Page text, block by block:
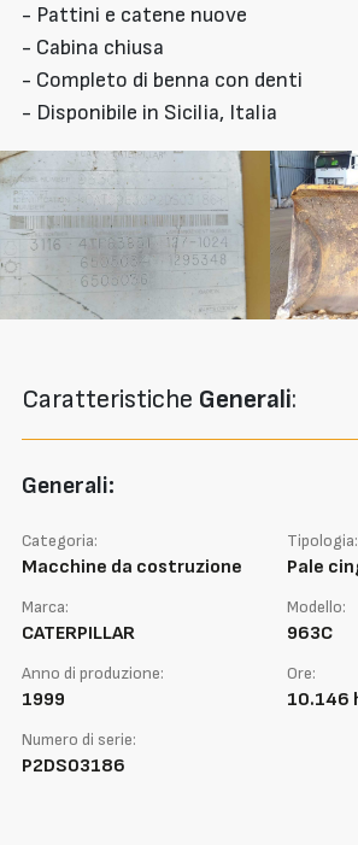
- Pattini e catene nuove
- Cabina chiusa
- Completo di benna con denti
- Disponibile in Sicilia, Italia
Caratteristiche Generali:
Generali:
Categoria:
Macchine da costruzione
Tipologia:
Pale
Marca:
CATERPILLAR
Modello:
963C
Anno di produzione:
1999
Ore:
10.146
Numero di serie:
P2DS03186